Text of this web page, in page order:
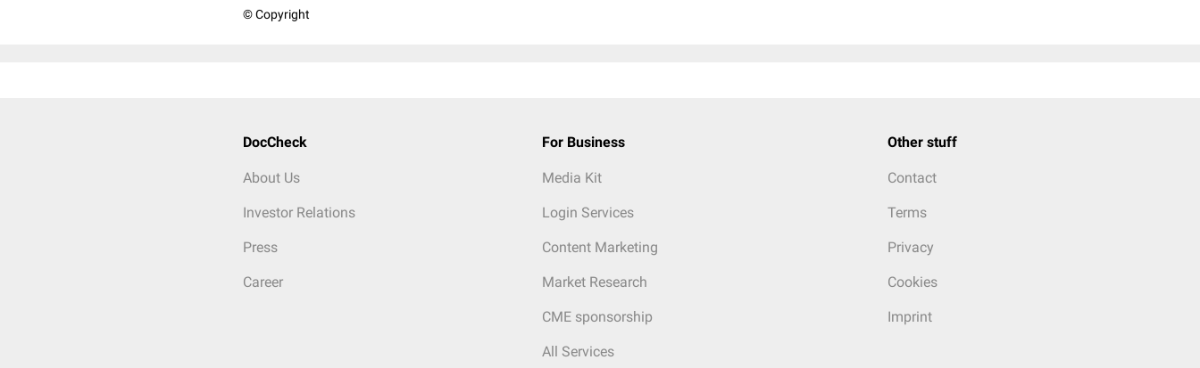
© Copyright
DocCheck
About Us
Investor Relations
Press
Career
For Business
Media Kit
Login Services
Content Marketing
Market Research
CME sponsorship
All Services
Other stuff
Contact
Terms
Privacy
Cookies
Imprint